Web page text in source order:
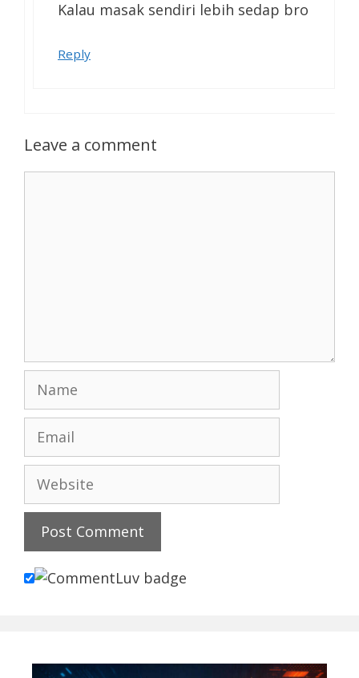
Kalau masak sendiri lebih sedap bro
Reply
Leave a comment
Name
Email
Website